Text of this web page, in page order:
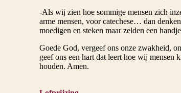
-Als wij zien hoe sommige mensen zich
arme mensen, voor catechese… dan
moedigen en steken maar zelden een
Goede God, vergeef ons onze zwakheid,
geef ons een hart dat leert hoe wij mensen
houden. Amen.